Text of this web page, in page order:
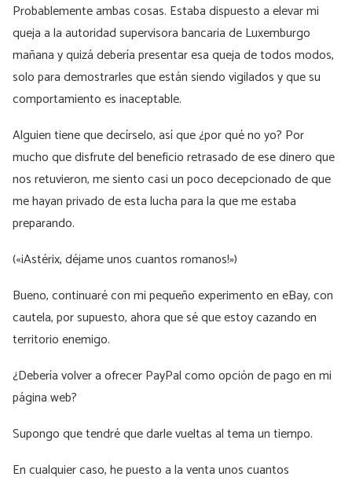
Probablemente ambas cosas. Estaba dispuesto a elevar mi
queja a la autoridad supervisora bancaria de Luxemburgo
mañana y quizá debería presentar esa queja de todos modos,
solo para demostrarles que están siendo vigilados y que su
comportamiento es inaceptable.
Alguien tiene que decírselo, así que ¿por qué no yo? Por
mucho que disfrute del beneficio retrasado de ese dinero que
nos retuvieron, me siento casi un poco decepcionado de que
me hayan privado de esta lucha para la que me estaba
preparando.
(«¡Astérix, déjame unos cuantos romanos!»)
Bueno, continuaré con mi pequeño experimento en eBay, con
cautela, por supuesto, ahora que sé que estoy cazando en
territorio enemigo.
¿Debería volver a ofrecer PayPal como opción de pago en mi
página web?
Supongo que tendré que darle vueltas al tema un tiempo.
En cualquier caso, he puesto a la venta unos cuantos